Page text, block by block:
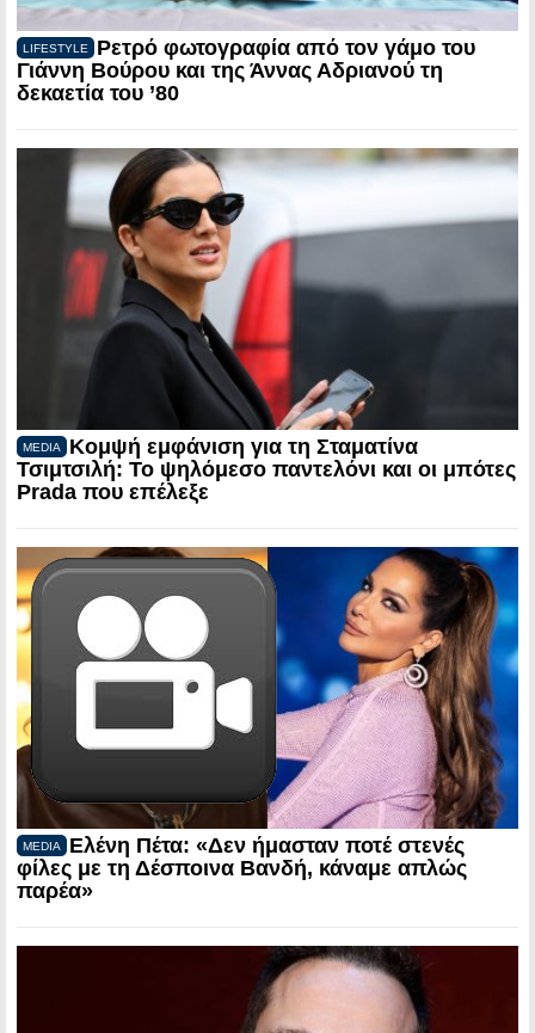
LIFESTYLE
Ρετρό φωτογραφία από τον γάμο του
Γιάννη Βούρου και της Άννας Αδριανού τη
δεκαετία του ’80
MEDIA
Κομψή εμφάνιση για τη Σταματίνα
Τσιμτσιλή: Το ψηλόμεσο παντελόνι και οι μπότες
Prada που επέλεξε
MEDIA
Ελένη Πέτα: «Δεν ήμασταν ποτέ στενές
φίλες με τη Δέσποινα Βανδή, κάναμε απλώς
παρέα»